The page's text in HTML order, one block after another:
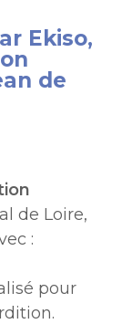
Ekiso,
de
de Loire,
:
pour